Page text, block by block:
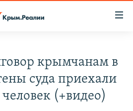
крымчанам в
суда приехали
(+видео)